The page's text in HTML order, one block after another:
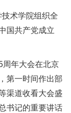
术学院组织全
国共产党成立
周年大会在北京
第一时间作出部
渠道收看大会盛
书记的重要讲话